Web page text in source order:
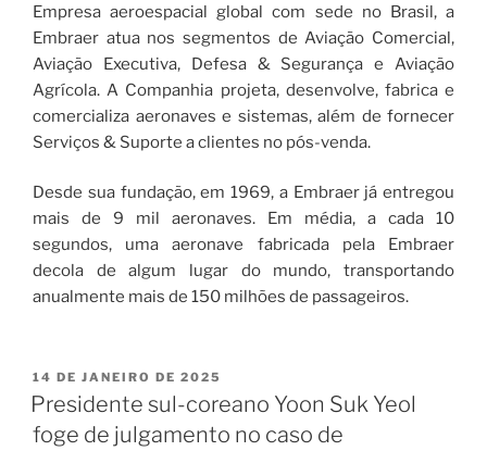
Empresa aeroespacial global com sede no Brasil, a
Embraer atua nos segmentos de Aviação Comercial,
Aviação Executiva, Defesa & Segurança e Aviação
Agrícola. A Companhia projeta, desenvolve, fabrica e
comercializa aeronaves e sistemas, além de fornecer
Serviços & Suporte a clientes no pós-venda.
Desde sua fundação, em 1969, a Embraer já entregou
mais de 9 mil aeronaves. Em média, a cada 10
segundos, uma aeronave fabricada pela Embraer
decola de algum lugar do mundo, transportando
anualmente mais de 150 milhões de passageiros.
14 DE JANEIRO DE 2025
Presidente sul-coreano Yoon Suk Yeol
foge de julgamento no caso de